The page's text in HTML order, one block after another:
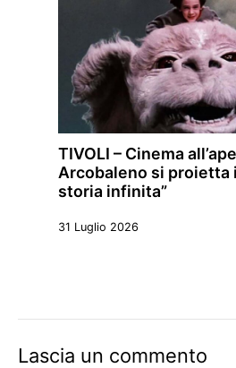
TIVOLI – Cinema
Arcobaleno si proietta
storia infinita”
31 Luglio 2026
Lascia un commento